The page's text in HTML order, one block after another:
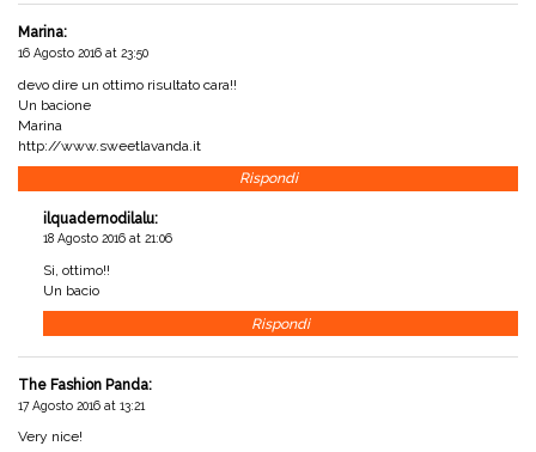
Marina:
16 Agosto 2016 at 23:50
devo dire un ottimo risultato cara!!
Un bacione
Marina
http://www.sweetlavanda.it
Rispondi
ilquadernodilalu:
18 Agosto 2016 at 21:06
Si, ottimo!!
Un bacio
Rispondi
The Fashion Panda:
17 Agosto 2016 at 13:21
Very nice!